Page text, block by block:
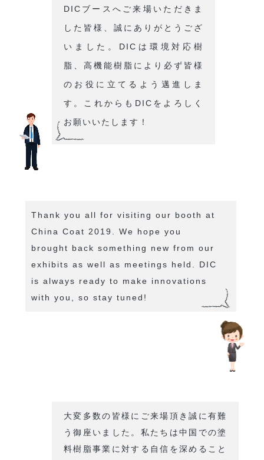
DICブースへご来場いただきま
した皆様、誠にありがとうござ
いました。DICは環境対応樹
脂、高機能樹脂により必ず皆様
のお役に立てるよう邁進しま
す。これからもDICをよろしく
お願いいたします！
Thank you all for visiting our booth at
China Coat 2019. We hope you
brought back something new from our
exhibits as well as meetings held. DIC
is always ready to make innovations
with you, so stay tuned!
大変多数の皆様にご来場頂き誠に有難
う御座いました。私たちは中国での塗
料樹脂事業に対する自信を深めること